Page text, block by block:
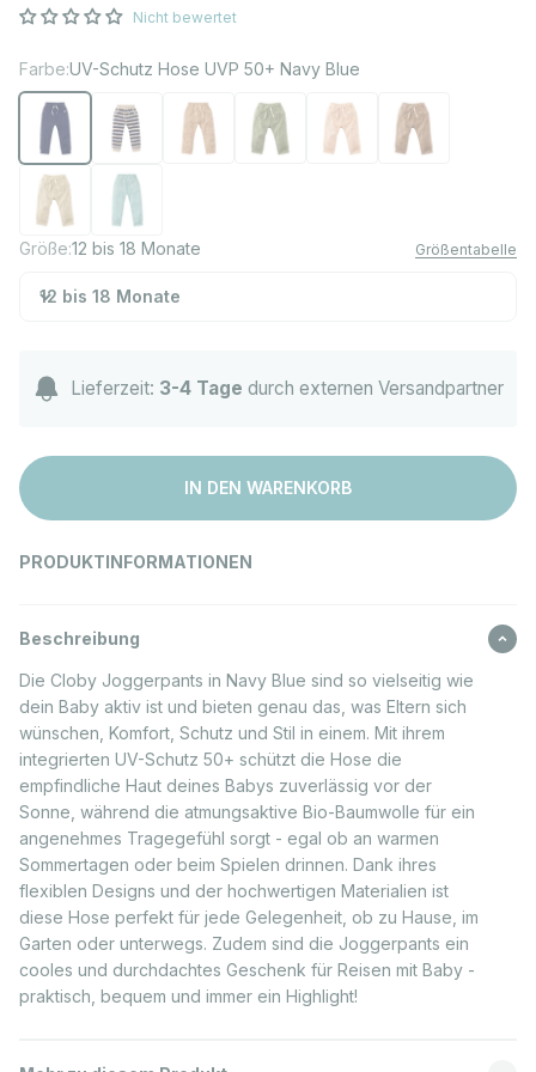
Nicht bewertet
Farbe:UV-Schutz Hose UVP 50+ Navy Blue
UV-Schutz Hose UVP 50+ Navy Blue
UV-Schutz Hose UVP 50+ Navy/Sandy Stripe
UV-Schutz Hose UVP 50+ Leopard Brown
UV-Schutz Hose UVP 50+ Olive
UV-Schutz Hose UVP 50+
UV-Schutz Hose
UV-Schutz Hose UVP 50+ Sandy Beach
UV-Schutz Hose UVP 50+ Sea Blue
Größe:12 bis 18 Monate Größentabelle
12 bis 18 Monate
Lieferzeit: 3-4 Tage durch externen Versandpartner
IN DEN WARENKORB
PRODUKTINFORMATIONEN
Beschreibung
Die Cloby Joggerpants in Navy Blue sind so vielseitig wie
dein Baby aktiv ist und bieten genau das, was Eltern sich
wünschen, Komfort, Schutz und Stil in einem. Mit ihrem
integrierten UV-Schutz 50+ schützt die Hose die
empfindliche Haut deines Babys zuverlässig vor der
Sonne, während die atmungsaktive Bio-Baumwolle für ein
angenehmes Tragegefühl sorgt - egal ob an warmen
Sommertagen oder beim Spielen drinnen. Dank ihres
flexiblen Designs und der hochwertigen Materialien ist
diese Hose perfekt für jede Gelegenheit, ob zu Hause, im
Garten oder unterwegs. Zudem sind die Joggerpants ein
cooles und durchdachtes Geschenk für Reisen mit Baby -
praktisch, bequem und immer ein Highlight!